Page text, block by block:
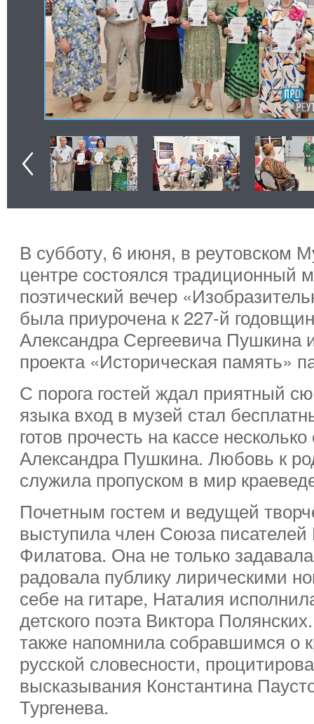
В субботу, 6 июня, в реутовском
центре состоялся традиционный
поэтический вечер
была приурочена к 227-й
Александра Сергеевича Пушкина
проекта «Историческая память»
С порога гостей ждал приятный
языка вход в музей стал
готов прочесть на кассе
Александра Пушкина. Любовь к
служила пропуском в мир
Почетным гостем и ведущей
выступила член Союза
Филатова. Она не только
радовала публику лирическими
себе на гитаре, Наталия
детского поэта Виктора
также напомнила собравшимся о
русской словесности,
высказывания Константина
Тургенева.